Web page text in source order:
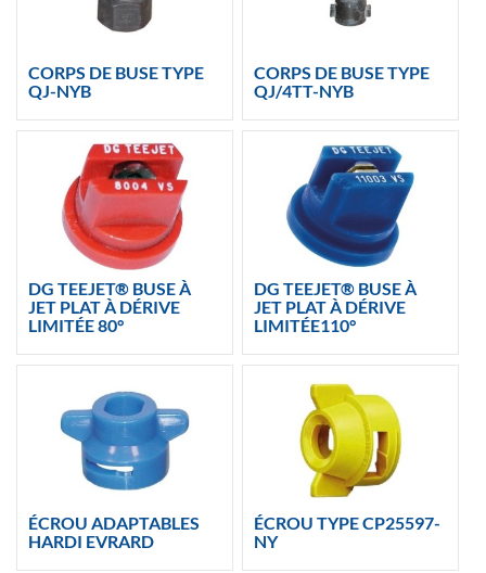
CORPS DE BUSE TYPE
QJ-NYB
CORPS DE BUSE TYPE
QJ/4TT-NYB
DG TEEJET® BUSE À
JET PLAT À DÉRIVE
LIMITÉE 80°
DG TEEJET® BUSE À
JET PLAT À DÉRIVE
LIMITÉE110°
ÉCROU ADAPTABLES
HARDI EVRARD
ÉCROU TYPE CP25597-
NY